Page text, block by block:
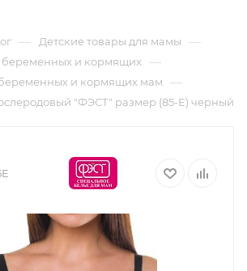
— Детские товары для мамы —
и кормящих —
беременных и кормящих мам —
"ФЭСТ" размер (85-E) черный